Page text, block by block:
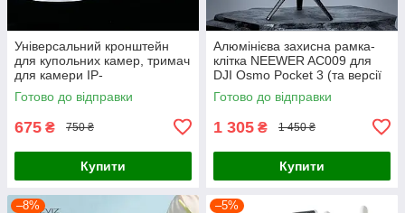
Універсальний кронштейн
для купольних камер, тримач
для камери IP-
відеоспостереження,
металевий
Готово до відправки
675 ₴ 750 ₴
Купити
Алюмінієва захисна рамка-
клітка NEEWER AC009 для
DJI Osmo Pocket 3 (та версії
Creator Combo)
Готово до відправки
1 305 ₴ 1 450 ₴
Купити
–8% –5%